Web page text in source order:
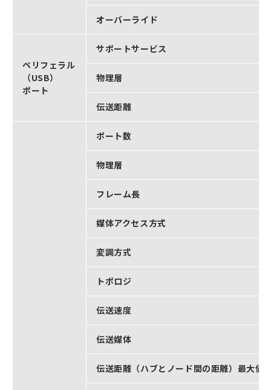
オーバーライド
ペリフェラル
（USB）
ポート
サポートサービス
物理層
伝送距離
ポート数
物理層
フレーム長
媒体アクセス方式
変調方式
トポロジ
伝送速度
伝送媒体
伝送距離（ハブとノード間の距離）最大値